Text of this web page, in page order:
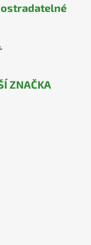
ZNAČKA